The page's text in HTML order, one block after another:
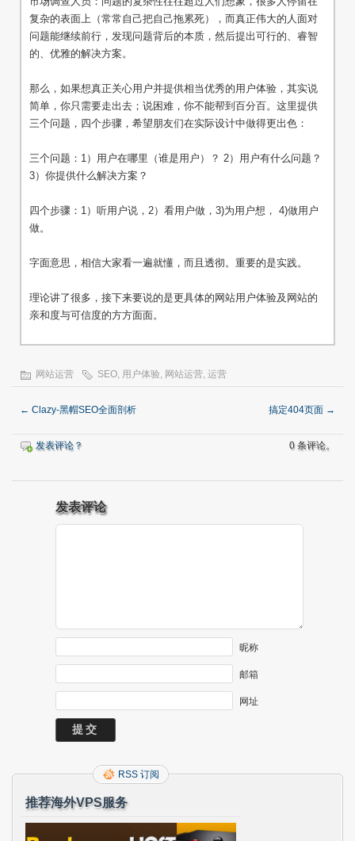
复杂的表面上（常常自己把自己拖累死），而真正伟大的人面对
问题能继续前行，发现问题背后的本质，然后提出可行的、睿智
的、优雅的解决方案。
那么，如果想真正关心用户并提供相当优秀的用户体验，其实说
简单，你只需要走出去；说困难，你不能帮到百分百。这里提供
三个问题，四个步骤，希望朋友们在实际设计中做得更出色：
三个问题：1）用户在哪里（谁是用户）？ 2）用户有什么问题？
3）你提供什么解决方案？
四个步骤：1）听用户说，2）看用户做，3)为用户想， 4)做用户
做。
字面意思，相信大家看一遍就懂，而且透彻。重要的是实践。
理论讲了很多，接下来要说的是更具体的网站用户体验及网站的
亲和度与可信度的方方面面。
网站运营 SEO, 用户体验, 网站运营, 运营
← Clazy-黑帽SEO全面剖析 搞定404页面 →
发表评论？ 0 条评论。
发表评论
昵称
邮箱
网址
RSS 订阅
推荐海外VPS服务